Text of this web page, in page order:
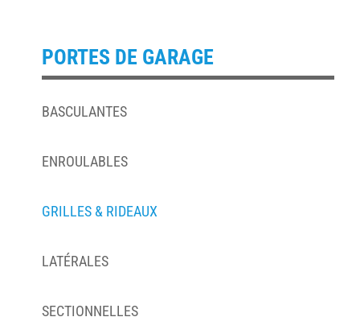
PORTES DE GARAGE
BASCULANTES
ENROULABLES
GRILLES & RIDEAUX
LATÉRALES
SECTIONNELLES